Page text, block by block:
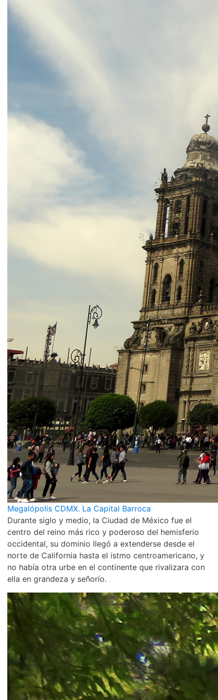
Megalópolis CDMX. La Capital Barroca
Durante siglo y medio, la Ciudad de México fue el
centro del reino más rico y poderoso del hemisferio
occidental, su dominio llegó a extenderse desde el
norte de California hasta el istmo centroamericano, y
no había otra urbe en el continente que rivalizara con
ella en grandeza y señorío.